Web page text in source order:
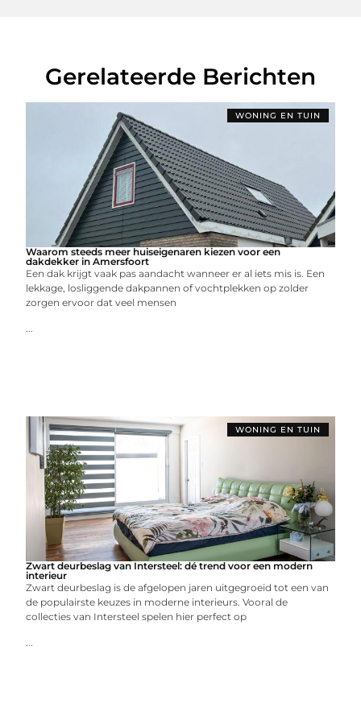
Gerelateerde Berichten
WONING EN TUIN
Waarom steeds meer huiseigenaren kiezen voor een
dakdekker in Amersfoort
Een dak krijgt vaak pas aandacht wanneer er al iets mis is. Een
lekkage, losliggende dakpannen of vochtplekken op zolder
zorgen ervoor dat veel mensen
...
WONING EN TUIN
Zwart deurbeslag van Intersteel: dé trend voor een modern
interieur
Zwart deurbeslag is de afgelopen jaren uitgegroeid tot een van
de populairste keuzes in moderne interieurs. Vooral de
collecties van Intersteel spelen hier perfect op
...